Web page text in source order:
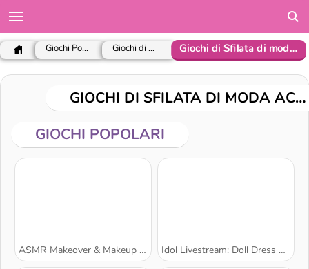
Giochi Popolari Giochi di Vestire Giochi di Sfilata di moda accessori
GIOCHI DI SFILATA DI MODA ACCESSORI
GIOCHI POPOLARI
ASMR Makeover & Makeup Studio Idol Livestream: Doll Dress Up